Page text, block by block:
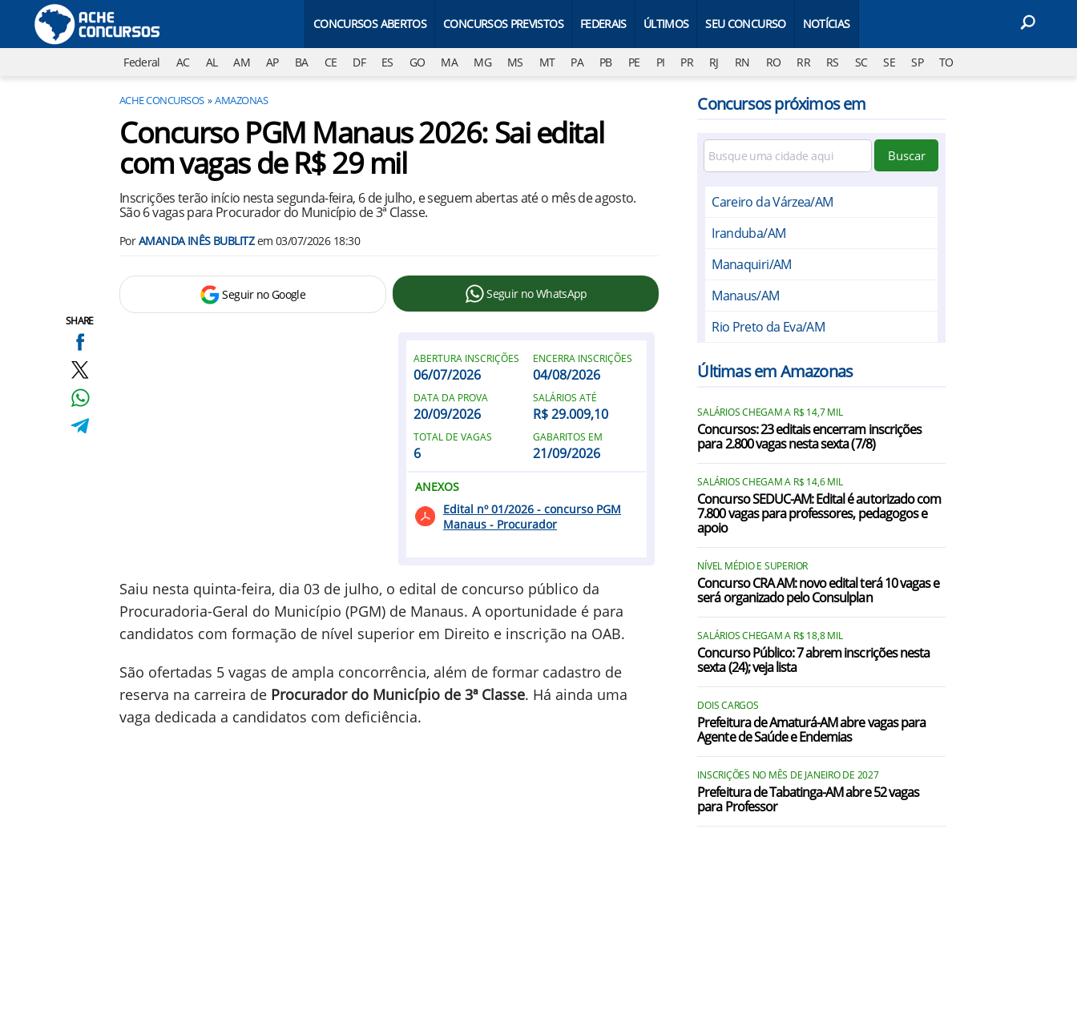
CONCURSOS ABERTOS CONCURSOS PREVISTOS FEDERAIS ÚLTIMOS SEU CONCURSO NOTÍCIAS
Federal AC AL AM AP BA CE DF ES GO MA MG MS MT PA PB PE PI PR RJ RN RO RR RS SC SE SP TO
ACHE CONCURSOS AMAZONAS
SHARE
Concurso PGM Manaus 2026: Sai edital
com vagas de R$ 29 mil
Inscrições terão início nesta segunda-feira, 6 de julho, e seguem abertas até o mês de agosto.
São 6 vagas para Procurador do Município de 3ª Classe.
PorAMANDA INÊS BUBLITZem 03/07/2026 18:30
Seguir no Google Seguir no WhatsApp
Saiu nesta quinta-feira, dia 03 de julho, o edital de concurso público da
Procuradoria-Geral do Município (PGM) de Manaus. A oportunidade é para
candidatos com formação de nível superior em Direito e inscrição na OAB.
ABERTURA INSCRIÇÕES
06/07/2026
ENCERRA INSCRIÇÕES
04/08/2026
DATA DA PROVA
20/09/2026
SALÁRIOS ATÉ
R$ 29.009,10
TOTAL DE VAGAS
6
GABARITOS EM
21/09/2026
ANEXOS
Edital nº 01/2026 - concurso PGM
Manaus - Procurador
São ofertadas 5 vagas de ampla concorrência, além de formar cadastro de
reserva na carreira de Procurador do Município de 3ª Classe. Há ainda uma
vaga dedicada a candidatos com deficiência.
Concursos próximos em
Buscar
Careiro da Várzea/AM
Iranduba/AM
Manaquiri/AM
Manaus/AM
Rio Preto da Eva/AM
Últimas em Amazonas
SALÁRIOS CHEGAM A R$ 14,7 MIL
Concursos: 23 editais encerram inscrições
para 2.800 vagas nesta sexta (7/8)
SALÁRIOS CHEGAM A R$ 14,6 MIL
Concurso SEDUC-AM: Edital é autorizado com
7.800 vagas para professores, pedagogos e
apoio
NÍVEL MÉDIO E SUPERIOR
Concurso CRA AM: novo edital terá 10 vagas e
será organizado pelo Consulplan
SALÁRIOS CHEGAM A R$ 18,8 MIL
Concurso Público: 7 abrem inscrições nesta
sexta (24); veja lista
DOIS CARGOS
Prefeitura de Amaturá-AM abre vagas para
Agente de Saúde e Endemias
INSCRIÇÕES NO MÊS DE JANEIRO DE 2027
Prefeitura de Tabatinga-AM abre 52 vagas
para Professor